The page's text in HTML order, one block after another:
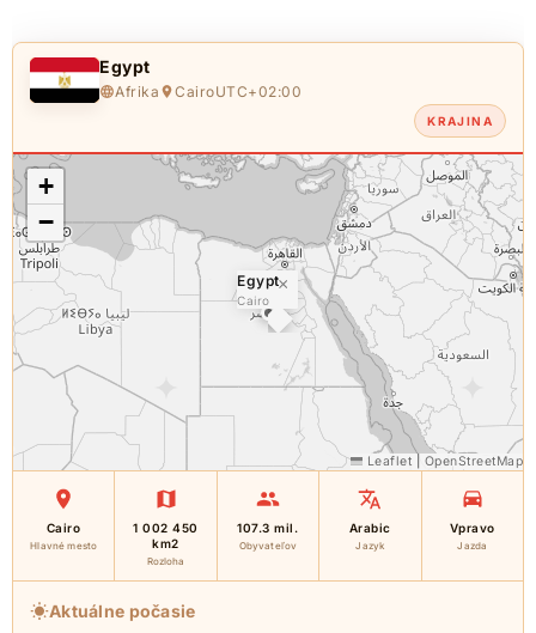
Egypt
Afrika CairoUTC+02:00
KRAJINA
Egypt
Cairo
×
+
−
Leaflet OpenStreetMap
Cairo
Hlavné mesto
1 002 450
km2
Rozloha
107.3 mil.
Obyvateľov
Arabic
Jazyk
Vpravo
Jazda
Aktuálne počasie